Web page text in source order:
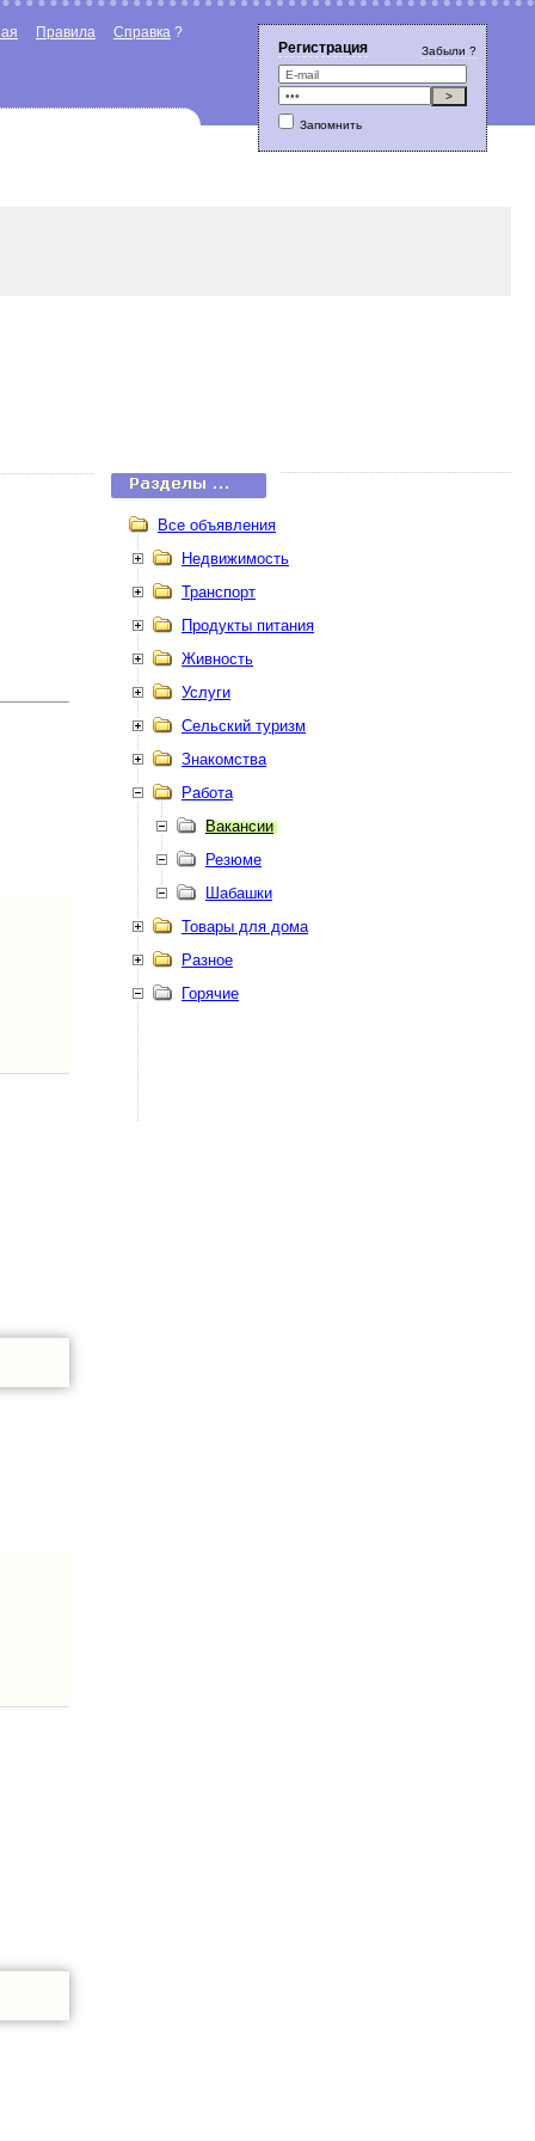
Правила Справка ?
Регистрация
Забыли ?
Запомнить
Все объявления
Недвижимость
Транспорт
Продукты питания
Живность
Услуги
Сельский туризм
Знакомства
Работа
Вакансии
Резюме
Шабашки
Товары для дома
Разное
Горячие